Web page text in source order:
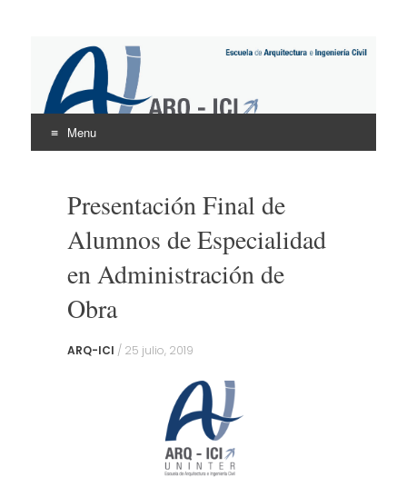
ARQ – ICI
UNINTER
Menu
contentPresentación Final de
Alumnos de Especialidad
en Administración de
Obra
ARQ-ICI / 25 julio, 2019